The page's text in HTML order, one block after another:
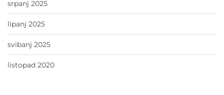
srpanj 2025
lipanj 2025
svibanj 2025
listopad 2020